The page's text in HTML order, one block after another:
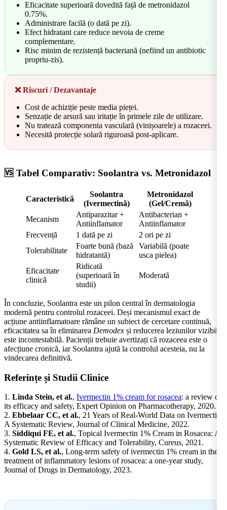
Eficacitate superioară dovedită față de metronidazol
0.75%.
Administrare facilă (o dată pe zi).
Efect hidratant care reduce nevoia de creme
complementare.
Risc minim de rezistență bacteriană (nefiind un antibiotic
propriu-zis).
❌ Riscuri / Dezavantaje
Cost de achiziție peste media pieței.
Senzație de arsură sau iritație în primele zile de utilizare.
Nu tratează componenta vasculară (vinișoarele) a rozaceei.
Necesită protecție solară riguroasă post-aplicare.
🆚 Tabel Comparativ: Soolantra vs. Metronidazol
Caracteristică
Soolantra
(Ivermectină)
Metronidazol
(Gel/Cremă)
Mecanism
Antiparazitar +
Antiinflamator
Antibacterian +
Antiinflamator
Frecvență
1 dată pe zi
2 ori pe zi
Tolerabilitate
Foarte bună (bază
hidratantă)
Variabilă (poate
usca pielea)
Eficacitate
clinică
Ridicată
(superioară în
studii)
Moderată
În concluzie, Soolantra este un pilon central în dermatologia
modernă pentru controlul rozaceei. Deși mecanismul exact de
acțiune antiinflamatoare rămâne un subiect de cercetare continuă,
eficacitatea sa în eliminarea Demodex și reducerea leziunilor vizibile
este incontestabilă. Pacienții trebuie avertizați că rozaceea este o
afecțiune cronică, iar Soolantra ajută la controlul acesteia, nu la
vindecarea definitivă.
Referințe și Studii Clinice
1. Linda Stein, et al., Ivermectin 1% cream for rosacea: a review of
its efficacy and safety, Expert Opinion on Pharmacotherapy, 2020.
2. Ebbelaar CC, et al., 21 Years of Real-World Data on Ivermectin:
A Systematic Review, Journal of Clinical Medicine, 2022.
3. Siddiqui FE, et al., Topical Ivermectin 1% Cream in Rosacea: A
Systematic Review of Efficacy and Tolerability, Cureus, 2021.
4. Gold LS, et al., Long-term safety of ivermectin 1% cream in the
treatment of inflammatory lesions of rosacea: a one-year study,
Journal of Drugs in Dermatology, 2023.